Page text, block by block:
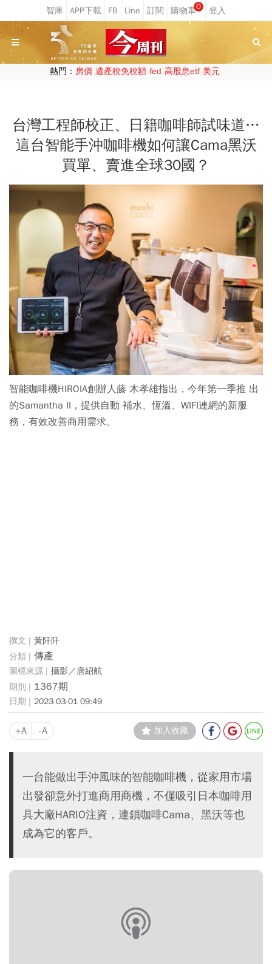
0
熱門： 房價 遺產稅免稅額 fed 高股息etf 美元
台灣工程師校正、日籍咖啡師試味道…
這台智能手沖咖啡機如何讓Cama黑沃
買單、賣進全球30國？
智能咖啡機HIROIA創辦人藤 木孝雄指出，今年第一季推 出
的Samantha II，提供自動 補水、恆溫、WIFI連網的新服
務，有效改善商用需求。
黃阡阡
傳產
攝影／唐紹航
1367期
2023-03-01 09:49
+A -A 加入收藏
一台能做出手沖風味的智能咖啡機，從家用市場
出發卻意外打進商用商機，不僅吸引日本咖啡用
具大廠HARIO注資，連鎖咖啡Cama、黑沃等也
成為它的客戶。